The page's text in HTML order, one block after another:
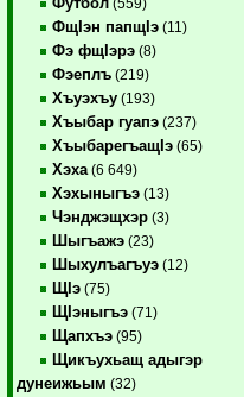
(559)
ФщIэн папщIэ (11)
Фэ фщIэрэ (8)
Фэеплъ (219)
Хъуэхъу (193)
Хъыбар гуапэ (237)
ХъыбарегъащIэ (65)
Хэха (6 649)
Хэхыныгъэ (13)
Чэнджэщхэр (3)
Шыгъажэ (23)
Шыхулъагъуэ (12)
ЩIэ (75)
ЩIэныгъэ (71)
Щапхъэ (95)
Щикъухьащ адыгэр
дунеижьым (32)